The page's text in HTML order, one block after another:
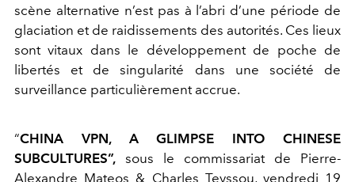
scène alternative n’est pas à l’abri d’une période de
glaciation et de raidissements des autorités. Ces lieux
sont vitaux dans le développement de poche de
libertés et de singularité dans une société de
surveillance particulièrement accrue.
“CHINA VPN, A GLIMPSE INTO CHINESE
SUBCULTURES”, sous le commissariat de Pierre-
Alexandre Mateos & Charles Teyssou, vendredi 19